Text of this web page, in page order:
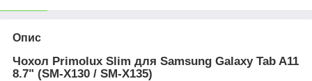
Опис
Чохол Primolux Slim для Samsung Galaxy Tab A11
8.7" (SM-X130 / SM-X135)